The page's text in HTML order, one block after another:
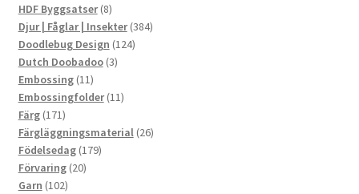
HDF Byggsatser 88
produkter
Djur | Fåglar | Insekter 384384
Doodlebug Design 124124
Dutch Doobadoo 33
Embossing 1111
produkter
Embossingfolder 1111
Färg 171171
produkter
Färgläggningsmaterial 2626
Födelsedag 179179
Förvaring 2020
Garn 102102